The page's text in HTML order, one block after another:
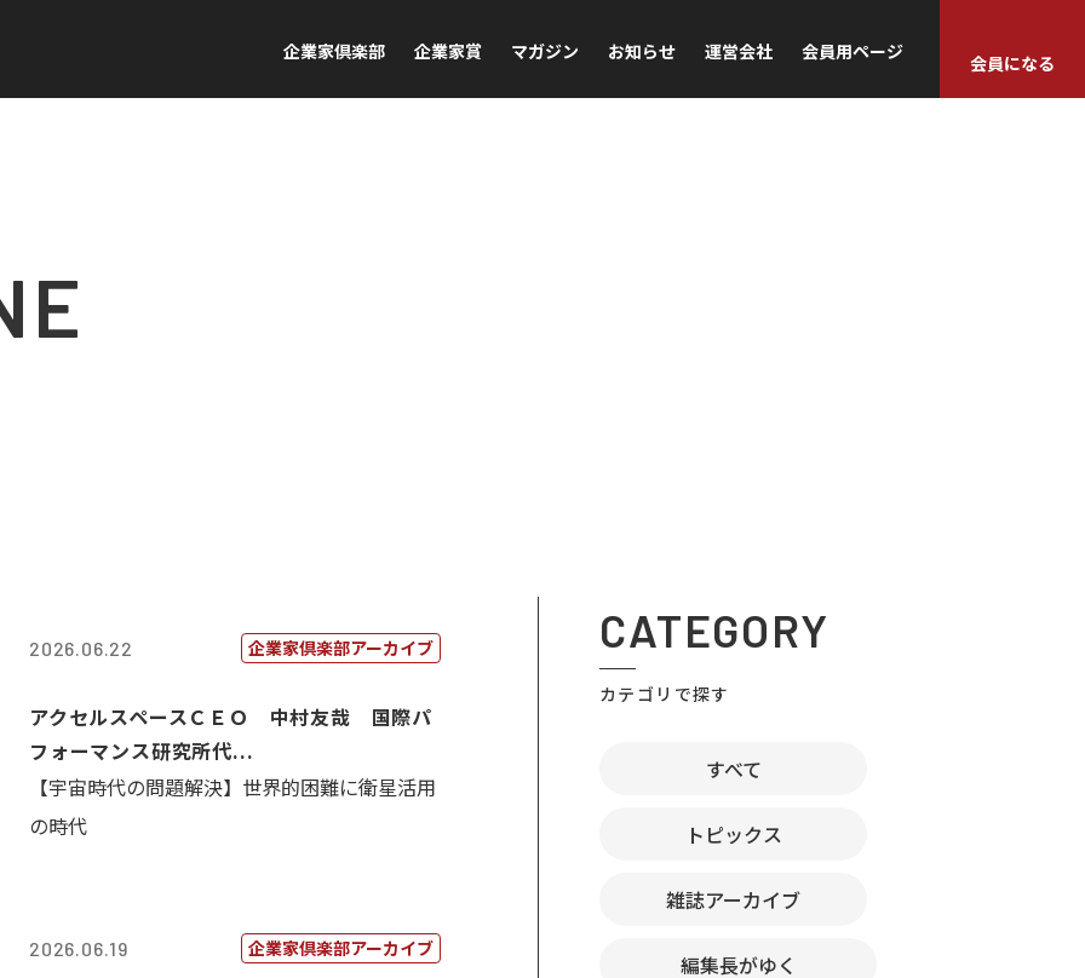
企業家倶楽部 企業家賞 マガジン お知らせ 運営会社 会員用ページ
会員になる
2026.06.22 企業家倶楽部アーカイブ
アクセルスペースＣＥＯ 中村友哉 国際パ
フォーマンス研究所代...
【宇宙時代の問題解決】世界的困難に衛星活用
の時代
2026.06.19 企業家倶楽部アーカイブ
CATEGORY
カテゴリで探す
すべて
トピックス
雑誌アーカイブ
編集長がゆく